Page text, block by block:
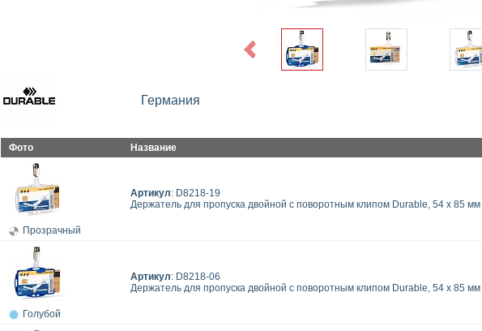
Previous
Германия
Фото Название
Прозрачный
Артикул: D8218-19
Держатель для пропуска двойной с поворотным клипом Durable, 54 x 85 мм
Голубой
Артикул: D8218-06
Держатель для пропуска двойной с поворотным клипом Durable, 54 x 85 мм